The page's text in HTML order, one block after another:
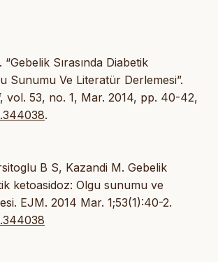
Sırasında Diabetik
Sunumu Ve Literatür Derlemesi”.
, vol. 53, no. 1, Mar. 2014, pp. 40-42,
.
B S, Kazandi M. Gebelik
ketoasidoz: Olgu sunumu ve
EJM. 2014 Mar. 1;53(1):40-2.